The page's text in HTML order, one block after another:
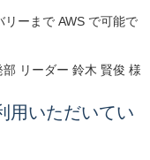
ーまで AWS で可能で
リーダー 鈴木 賢俊 様
用いただいてい